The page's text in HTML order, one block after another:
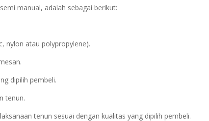
manual, adalah sebagai berikut:
nylon atau polypropylene).
dipilih pembeli.
tenun.
tenun sesuai dengan kualitas yang dipilih pembeli.